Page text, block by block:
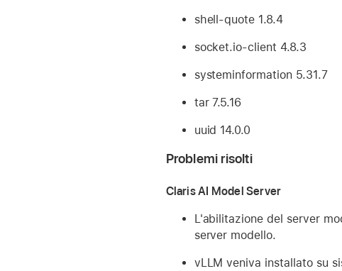
shell-quote 1.8.4
socket.io-client 4.8.3
systeminformation 5.31.7
tar 7.5.16
uuid 14.0.0
Problemi risolti
Claris AI Model Server
L'abilitazione del server
server modello.
vLLM veniva installato su